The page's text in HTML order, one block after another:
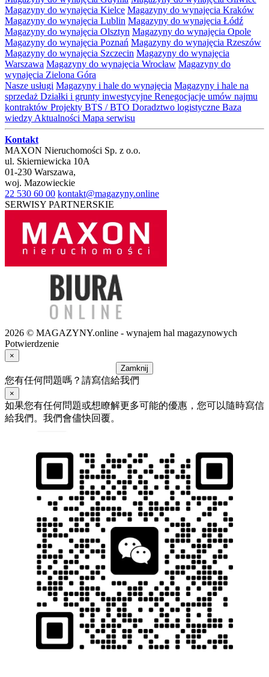
Magazyny do wynajęcia Kielce Magazyny do wynajęcia Kraków
Magazyny do wynajęcia Lublin Magazyny do wynajęcia Łódź
Magazyny do wynajęcia Olsztyn Magazyny do wynajęcia Opole
Magazyny do wynajęcia Poznań Magazyny do wynajęcia Rzeszów
Magazyny do wynajęcia Szczecin Magazyny do wynajęcia
Warszawa Magazyny do wynajęcia Wrocław Magazyny do
wynajęcia Zielona Góra
Nasze usługi Magazyny i hale do wynajęcia Magazyny i hale na
sprzedaż Działki i grunty inwestycyjne Renegocjacje umów najmu
kontraktów Projekty BTS / BTO Doradztwo logistyczne Baza
wiedzy Aktualności Mapa serwisu
Kontakt
MAXON Nieruchomości Sp. z o.o.
ul. Skierniewicka 10A
01-230 Warszawa,
woj. Mazowieckie
22 530 60 00 kontakt@magazyny.online
SERWISY PARTNERSKIE
2026 © MAGAZYNY.online - wynajem hal magazynowych
Potwierdzenie
×
Zamknij
您有任何問題嗎？請寫信給我們
×
如果您有任何問題或想瞭解更多可能的優惠，您可以隨時寫信
給我們。我們會儘快回覆。